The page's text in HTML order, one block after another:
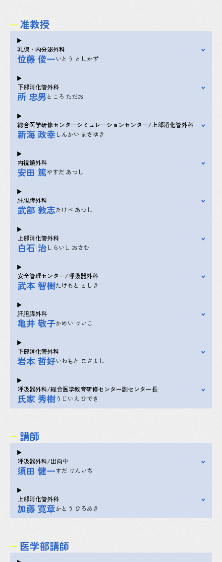
准教授
乳腺・内分泌外科
位藤 俊一いとう としかず
下部消化管外科
所 忠男ところ ただお
総合医学研修センターシミュレーションセンター/上部消化管外科
新海 政幸しんかい まさゆき
内視鏡外科
安田 篤やすだ あつし
肝胆膵外科
武部 敦志たけべ あつし
上部消化管外科
白石 治しらいし おさむ
安全管理センター/呼吸器外科
武本 智樹たけもと としき
肝胆膵外科
亀井 敬子かめい けいこ
下部消化管外科
岩本 哲好いわもと まさよし
呼吸器外科/総合医学教育研修センター副センター長
氏家 秀樹うじいえ ひでき
講師
呼吸器外科/出向中
須田 健一すだ けんいち
上部消化管外科
加藤 寛章かとう ひろあき
医学部講師